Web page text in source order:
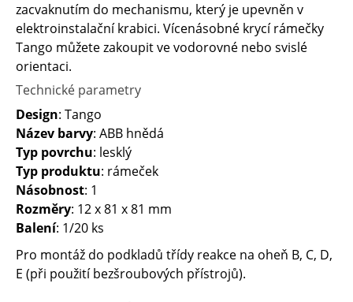
zacvaknutím do mechanismu, který je upevněn v ​
elektroinstalační krabici. Vícenásobné krycí rámečky
Tango můžete zakoupit ve vodorovné nebo svislé
orientaci.
Technické parametry
Design: Tango
Název barvy: ABB hnědá
Typ povrchu: lesklý
Typ produktu: rámeček
Násobnost: 1
Rozměry: 12 x 81 x 81 mm
Balení: 1/20 ks
Pro montáž do podkladů třídy reakce na oheň B, C, D,
E (při použití bezšroubových přístrojů).